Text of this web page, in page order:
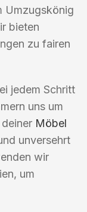
Umzugskönig
bieten
zu fairen
jedem Schritt
uns um
Möbel
unversehrt
wir
um